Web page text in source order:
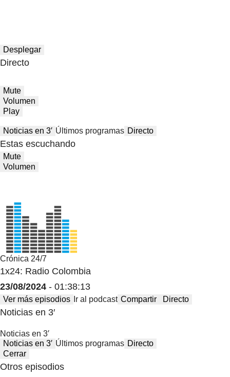
Desplegar
Directo
Mute
Volumen
Play
Noticias en 3′ Últimos programas Directo
Estas escuchando
Mute
Volumen
Crónica 24/7
1x24: Radio Colombia
23/08/2024 - 01:38:13
Ver más episodios Ir al podcast Compartir Directo
Noticias en 3′
Noticias en 3′
Noticias en 3′ Últimos programas Directo
Cerrar
Otros episodios